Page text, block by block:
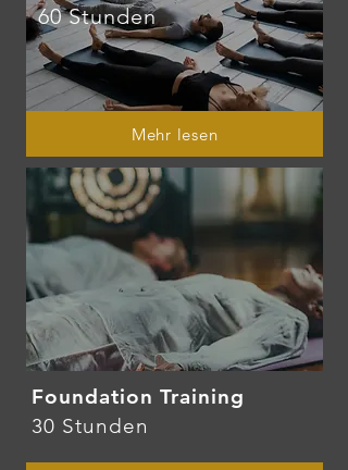
60 Stunden
Mehr lesen
Foundation Training
30 Stunden